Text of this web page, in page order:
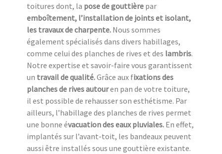
toitures dont, la pose de gouttière par
emboîtement, l’installation de joints et isolant,
les travaux de charpente. Nous sommes
également spécialisés dans divers habillages,
comme celui des planches de rives et des lambris.
Notre expertise et savoir-faire vous garantissent
un travail de qualité.Grâce aux fixations des
planches de rives autouren pan de votre toiture,
il est possible de rehausser son esthétisme. Par
ailleurs, l’habillage des planches de rives permet
une bonne évacuation des eaux pluviales. En effet,
implantés sur l’avant-toit, les bandeaux peuvent
aussi être installés sous une gouttière existante.